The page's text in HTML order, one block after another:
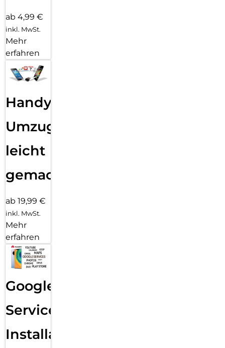
ab 4,99 €
inkl. MwSt.
Mehr
erfahren
Handy
Umzug
leicht
gemacht!
ab 19,99 €
inkl. MwSt.
Mehr
erfahren
Google
Services
Installation